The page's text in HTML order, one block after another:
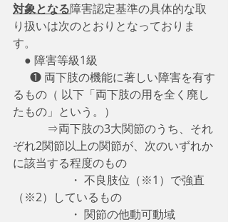
対象となる障害認定基準の具体的な取
り扱いは次のとおりとなっておりま
す。
● 障害等級1級
❶ 両下肢の機能に著しい障害を有す
るもの（ 以下「両下肢の用を全く廃し
たもの」という。）
⇒両下肢の3大関節のうち、それ
ぞれ2関節以上の関節が、次のいずれか
に該当する程度のもの
・ 不良肢位（※1）で強直
（※2）しているもの
・ 関節の他動可動域